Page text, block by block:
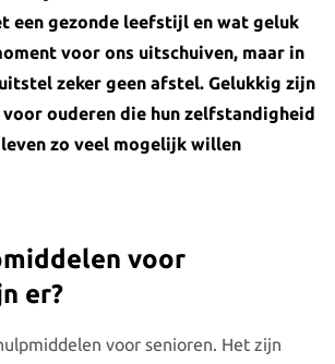
een gezonde leefstijl en wat geluk
voor ons uitschuiven, maar in
zeker geen afstel. Gelukkig zijn
ouderen die hun zelfstandigheid
zo veel mogelijk willen
voor
er?
voor senioren. Het zijn